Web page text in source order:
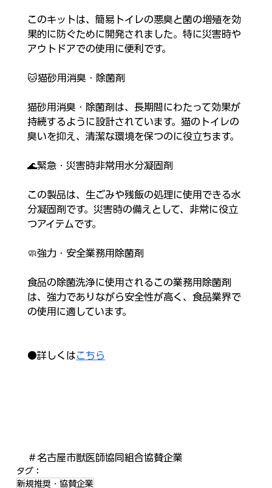
このキットは、簡易トイレの悪臭と菌の増殖を効
果的に防ぐために開発されました。特に災害時や
アウトドアでの使用に便利です。
🐱猫砂用消臭・除菌剤
猫砂用消臭・除菌剤は、長期間にわたって効果が
持続するように設計されています。猫のトイレの
臭いを抑え、清潔な環境を保つのに役立ちます。
🌊緊急・災害時非常用水分凝固剤
この製品は、生ごみや残飯の処理に使用できる水
分凝固剤です。災害時の備えとして、非常に役立
つアイテムです。
🧼強力・安全業務用除菌剤
食品の除菌洗浄に使用されるこの業務用除菌剤
は、強力でありながら安全性が高く、食品業界で
の使用に適しています。
●詳しくはこちら
＃名古屋市獣医師協同組合協賛企業
タグ：
新規推奨・協賛企業